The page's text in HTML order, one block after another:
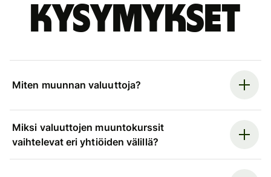
kysymykset
Miten muunnan valuuttoja?
Miksi valuuttojen muuntokurssit
vaihtelevat eri yhtiöiden välillä?